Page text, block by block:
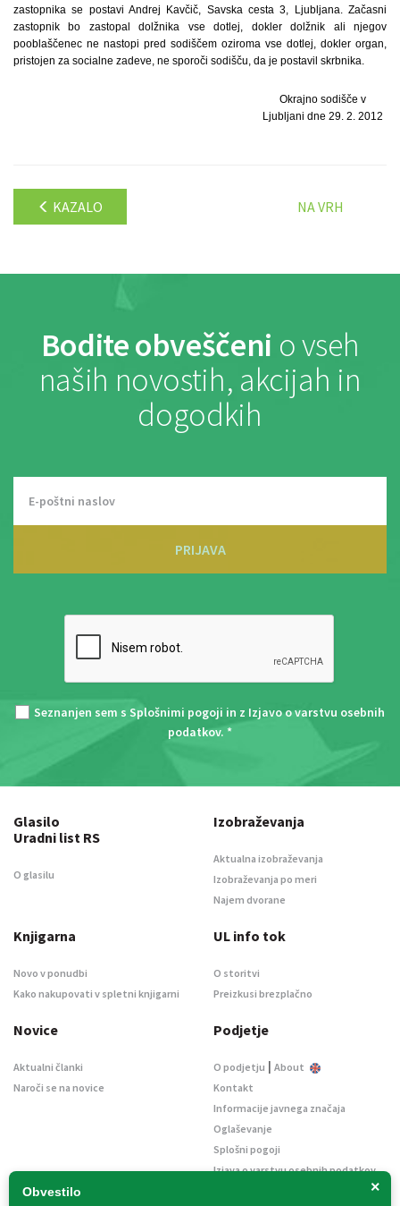
zastopnika se postavi Andrej Kavčič, Savska cesta 3, Ljubljana. Začasni
zastopnik bo zastopal dolžnika vse dotlej, dokler dolžnik ali njegov
pooblaščenec ne nastopi pred sodiščem oziroma vse dotlej, dokler organ,
pristojen za socialne zadeve, ne sporoči sodišču, da je postavil skrbnika.
Okrajno sodišče v
Ljubljani dne 29. 2. 2012
KAZALO NA VRH
Bodite obveščeni o vseh
naših novostih, akcijah in
dogodkih
PRIJAVA
Seznanjen sem s Splošnimi pogoji in z Izjavo o varstvu osebnih
podatkov. *
×
Obvestilo
Glasilo
Uradni list RS
O glasilu
Izobraževanja
Aktualna izobraževanja
Izobraževanja po meri
Najem dvorane
Knjigarna
Novo v ponudbi
Kako nakupovati v spletni knjigarni
UL info tok
O storitvi
Preizkusi brezplačno
Novice
Aktualni članki
Naroči se na novice
Podjetje
O podjetju | About
Kontakt
Informacije javnega značaja
Oglaševanje
Splošni pogoji
Izjava o varstvu osebnih podatkov